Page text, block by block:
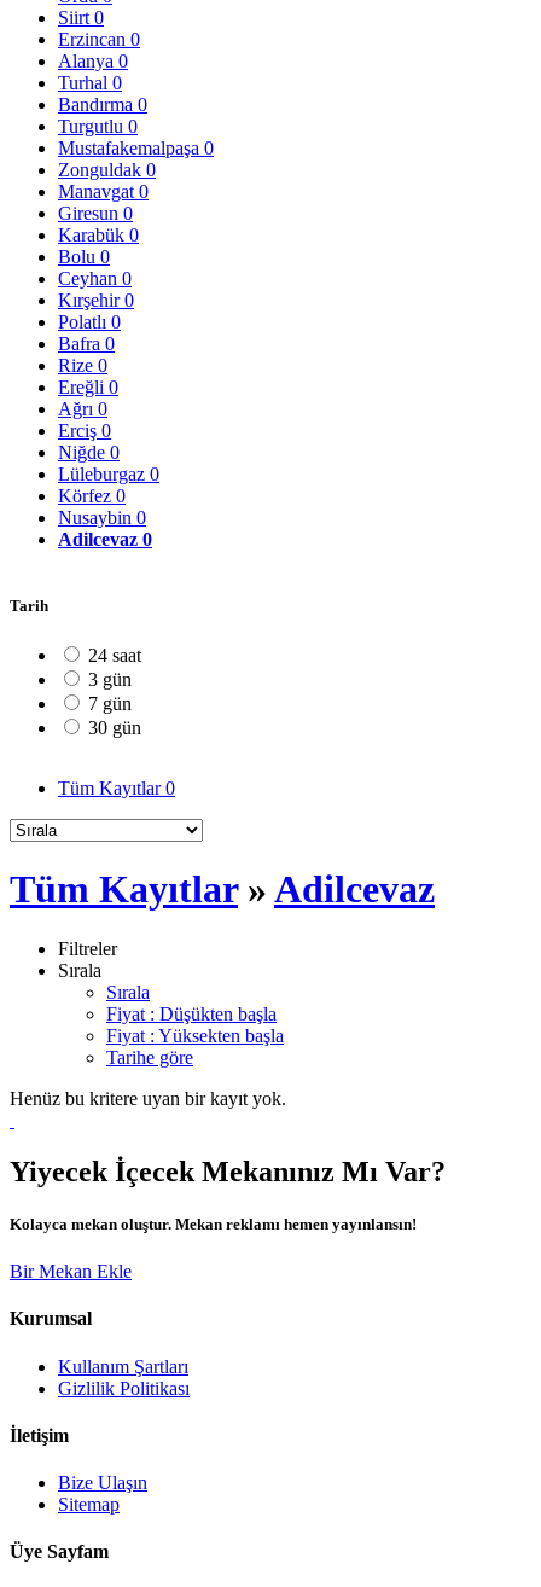
Siirt 0
Erzincan 0
Alanya 0
Turhal 0
Bandırma 0
Turgutlu 0
Mustafakemalpaşa 0
Zonguldak 0
Manavgat 0
Giresun 0
Karabük 0
Bolu 0
Ceyhan 0
Kırşehir0
Polatlı 0
Bafra 0
Rize 0
Ereğli 0
Ağrı 0
Erciş 0
Niğde 0
Lüleburgaz 0
Körfez 0
Nusaybin 0
Adilcevaz 0
Tarih
24 saat
3 gün
7 gün
30 gün
Tüm Kayıtlar0
Tüm Kayıtlar»Adilcevaz
Filtreler
Sırala
Sırala
Fiyat : Düşükten başla
Fiyat : Yüksekten başla
Tarihe göre
Henüz bu kritere uyan bir kayıt yok.
Yiyecek İçecek Mekanınız Mı Var?
Kolayca mekan oluştur. Mekan reklamı hemen yayınlansın!
Bir Mekan Ekle
Kurumsal
Kullanım Şartları
Gizlilik Politikası
İletişim
Bize Ulaşın
Sitemap
Üye Sayfam